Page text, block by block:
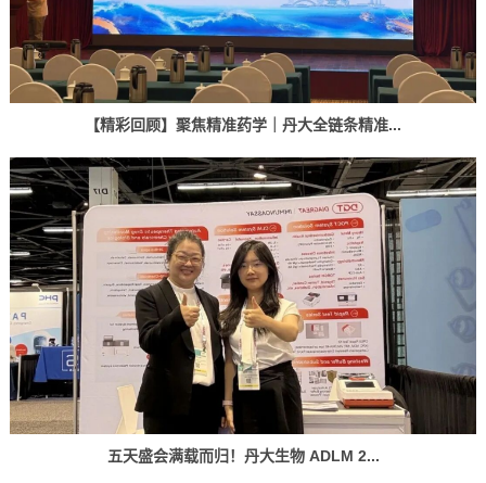
【精彩回顾】聚焦精准药学｜丹大全链条精准...
五天盛会满载而归！丹大生物 ADLM 2...